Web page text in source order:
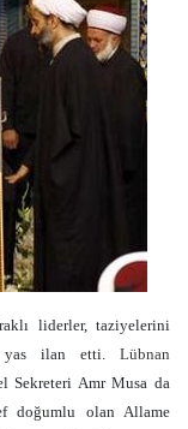
liderler, taziyelerini
ilan etti.
Lübnan
Sekreteri Amr Musa da
doğumlu olan Allame